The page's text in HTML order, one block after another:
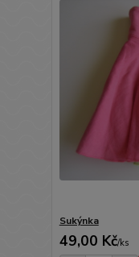
Sukýnka
49,00 Kč/ks